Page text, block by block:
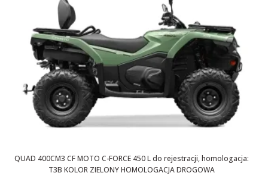
QUAD 400CM3 CF MOTO C-FORCE 450 L do rejestracji, homologacja:
T3B KOLOR ZIELONY HOMOLOGACJA DROGOWA